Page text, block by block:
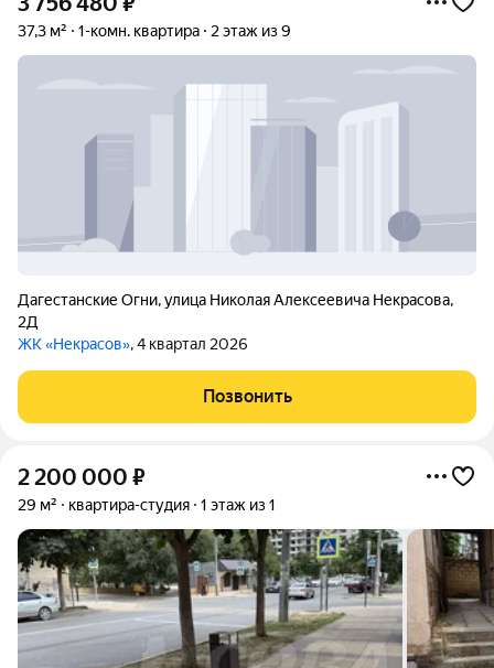
37,3 м² 1-комн. квартира 2 этаж из 9
Дагестанские Огни,улица Николая Алексеевича Некрасова,
2Д
ЖК «Некрасов», 4 квартал 2026
Позвонить
2 200 000 ₽
29 м² квартира-студия 1 этаж из 1